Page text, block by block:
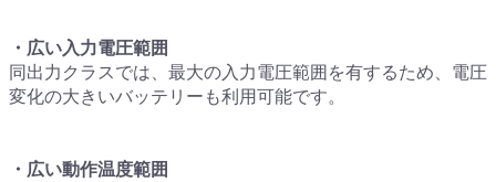
・広い入力電圧範囲
同出力クラスでは、最大の入力電圧範囲を有するため、電圧
変化の大きいバッテリーも利用可能です。
・広い動作温度範囲